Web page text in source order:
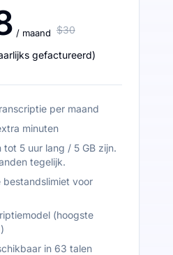
/ maand $30
gefactureerd)
per maand
minuten
tot 5 uur lang / 5 GB zijn.
tegelijk.
bestandslimiet voor
(hoogste
in 63 talen